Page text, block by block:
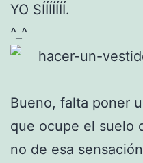
YO SÍÍÍÍÍÍÍ.
^_^
Bueno, falta poner
que ocupe el suelo
no de esa